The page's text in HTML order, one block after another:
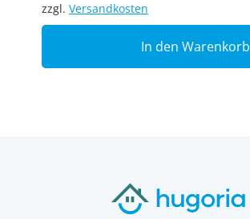
zzgl. Versandkosten
In den Warenkorb